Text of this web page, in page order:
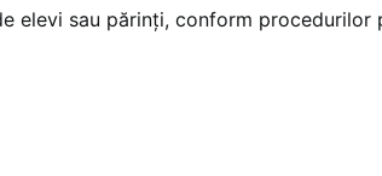
elevi sau părinți, conform procedurilor